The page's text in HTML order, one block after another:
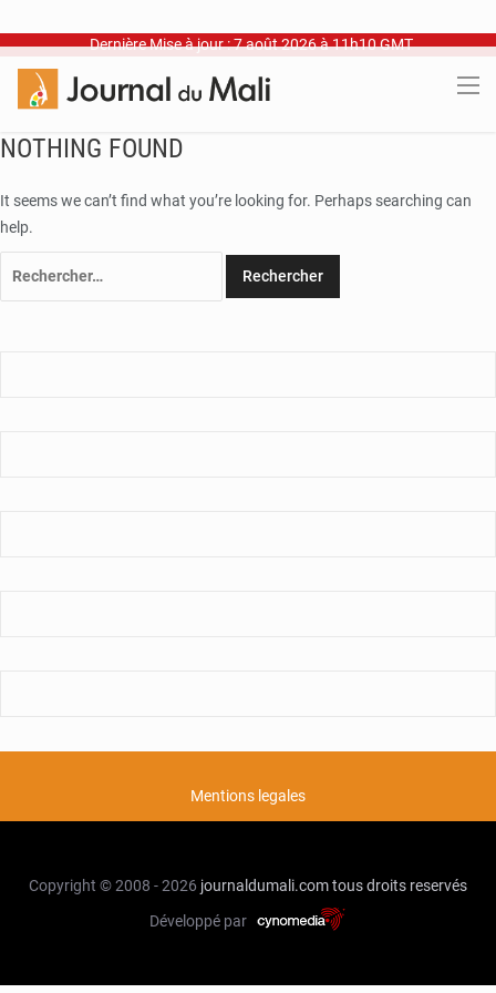
Dernière Mise à jour : 7 août 2026 à 11h10 GMT
NOTHING FOUND
It seems we can’t find what you’re looking for. Perhaps searching can
help.
Mentions legales
Copyright © 2008 - 2026 journaldumali.comtous droits reservés
Développé par